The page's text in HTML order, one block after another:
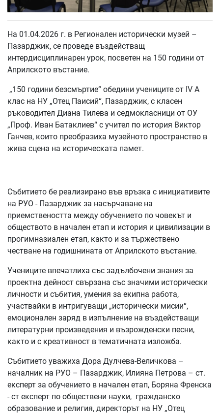
На 01.04.2026 г. в Регионален исторически музей –
Пазарджик, се проведе въздействащ
интердисциплинарен урок, посветен на 150 години от
Априлското въстание.
„150 години безсмъртие“ обедини учениците от IV А
клас на НУ „Отец Паисий“, Пазарджик, с класен
ръководител Диана Тилева и седмокласници от ОУ
„Проф. Иван Батаклиев“ с учител по история Виктор
Ганчев, които преобразиха музейното пространство в
жива сцена на историческата памет.
Събитието бе реализирано във връзка с инициативите
на РУО - Пазарджик за насърчаване на
приемствеността между обучението по човекът и
обществото в начален етап и история и цивилизации в
прогимназиален етап, както и за тържествено
честване на годишнината от Априлското въстание.
Учениците впечатлиха със задълбочени знания за
проектна дейност свързана със значими исторически
личности и събития, умения за екипна работа,
участвайки в интригуващи „исторически мисии“,
емоционален заряд в изпълнение на въздействащи
литературни произведения и възрожденски песни,
както и с креативност в тематичната изложба.
Събитието уважиха Дора Дулчева-Величкова –
началник на РУО – Пазарджик, Илияна Петрова – ст.
експерт за обучението в начален етап, Боряна Френска
- ст експерт по обществени науки, гражданско
образование и религия, директорът на НУ „Отец